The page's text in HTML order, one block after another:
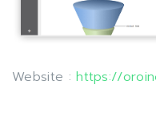
Website :https://